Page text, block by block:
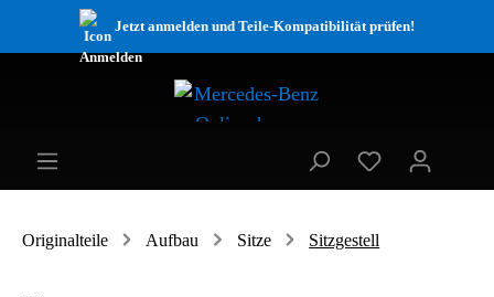
Jetzt anmelden und Teile-Kompatibilität prüfen!
Originalteile Aufbau Sitze Sitzgestell